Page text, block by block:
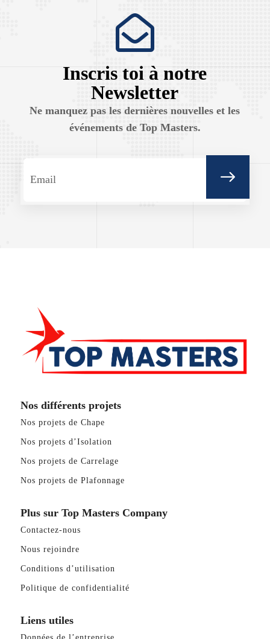
Inscris toi à notre
Newsletter
Ne manquez pas les dernières nouvelles et les
événements de Top Masters.
Nos différents projets
Nos projets de Chape
Nos projets d’Isolation
Nos projets de Carrelage
Nos projets de Plafonnage
Plus sur Top Masters Company
Contactez-nous
Nous rejoindre
Conditions d’utilisation
Politique de confidentialité
Liens utiles